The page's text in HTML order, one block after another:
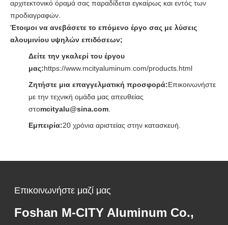
αρχιτεκτονικό όραμά σας παραδίδεται εγκαίρως και εντός των
προδιαγραφών.
Έτοιμοι να ανεβάσετε το επόμενο έργο σας με λύσεις
αλουμινίου υψηλών επιδόσεων;
Δείτε την γκαλερί του έργου
μας:https://www.mcityaluminum.com/products.html
Ζητήστε μια επαγγελματική προσφορά:Επικοινωνήστε
με την τεχνική ομάδα μας απευθείας
στοmcityalu@sina.com
Εμπειρία:20 χρόνια αριστείας στην κατασκευή.
Επικοινωνήστε μαζί μας
Foshan M-CITY Aluminum Co.,